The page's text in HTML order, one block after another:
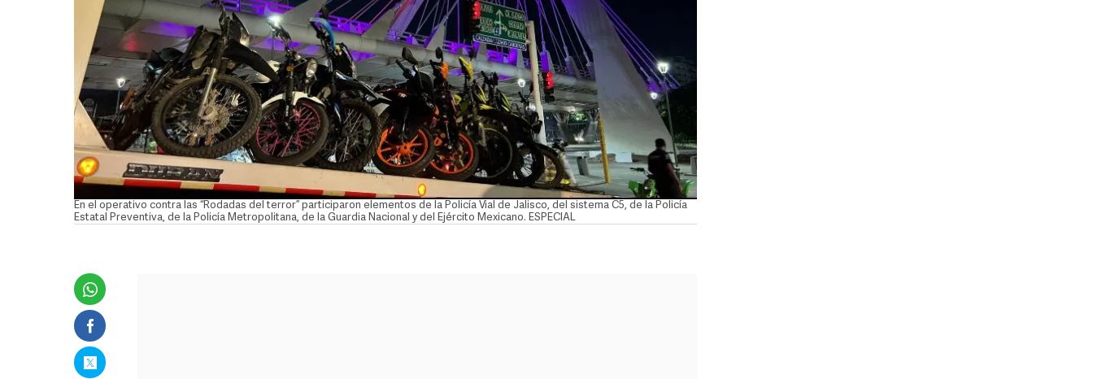
En el operativo contra las “Rodadas del terror” participaron elementos de la Policía Vial de Jalisco, del sistema C5, de la Policía
Estatal Preventiva, de la Policía Metropolitana, de la Guardia Nacional y del Ejército Mexicano. ESPECIAL